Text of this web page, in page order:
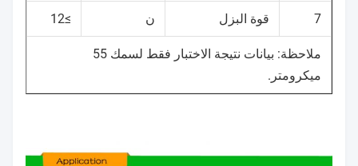
7 قوة البزل ن ≥12
ملاحظة: بيانات نتيجة الاختبار فقط لسمك 55
ميكرومتر.